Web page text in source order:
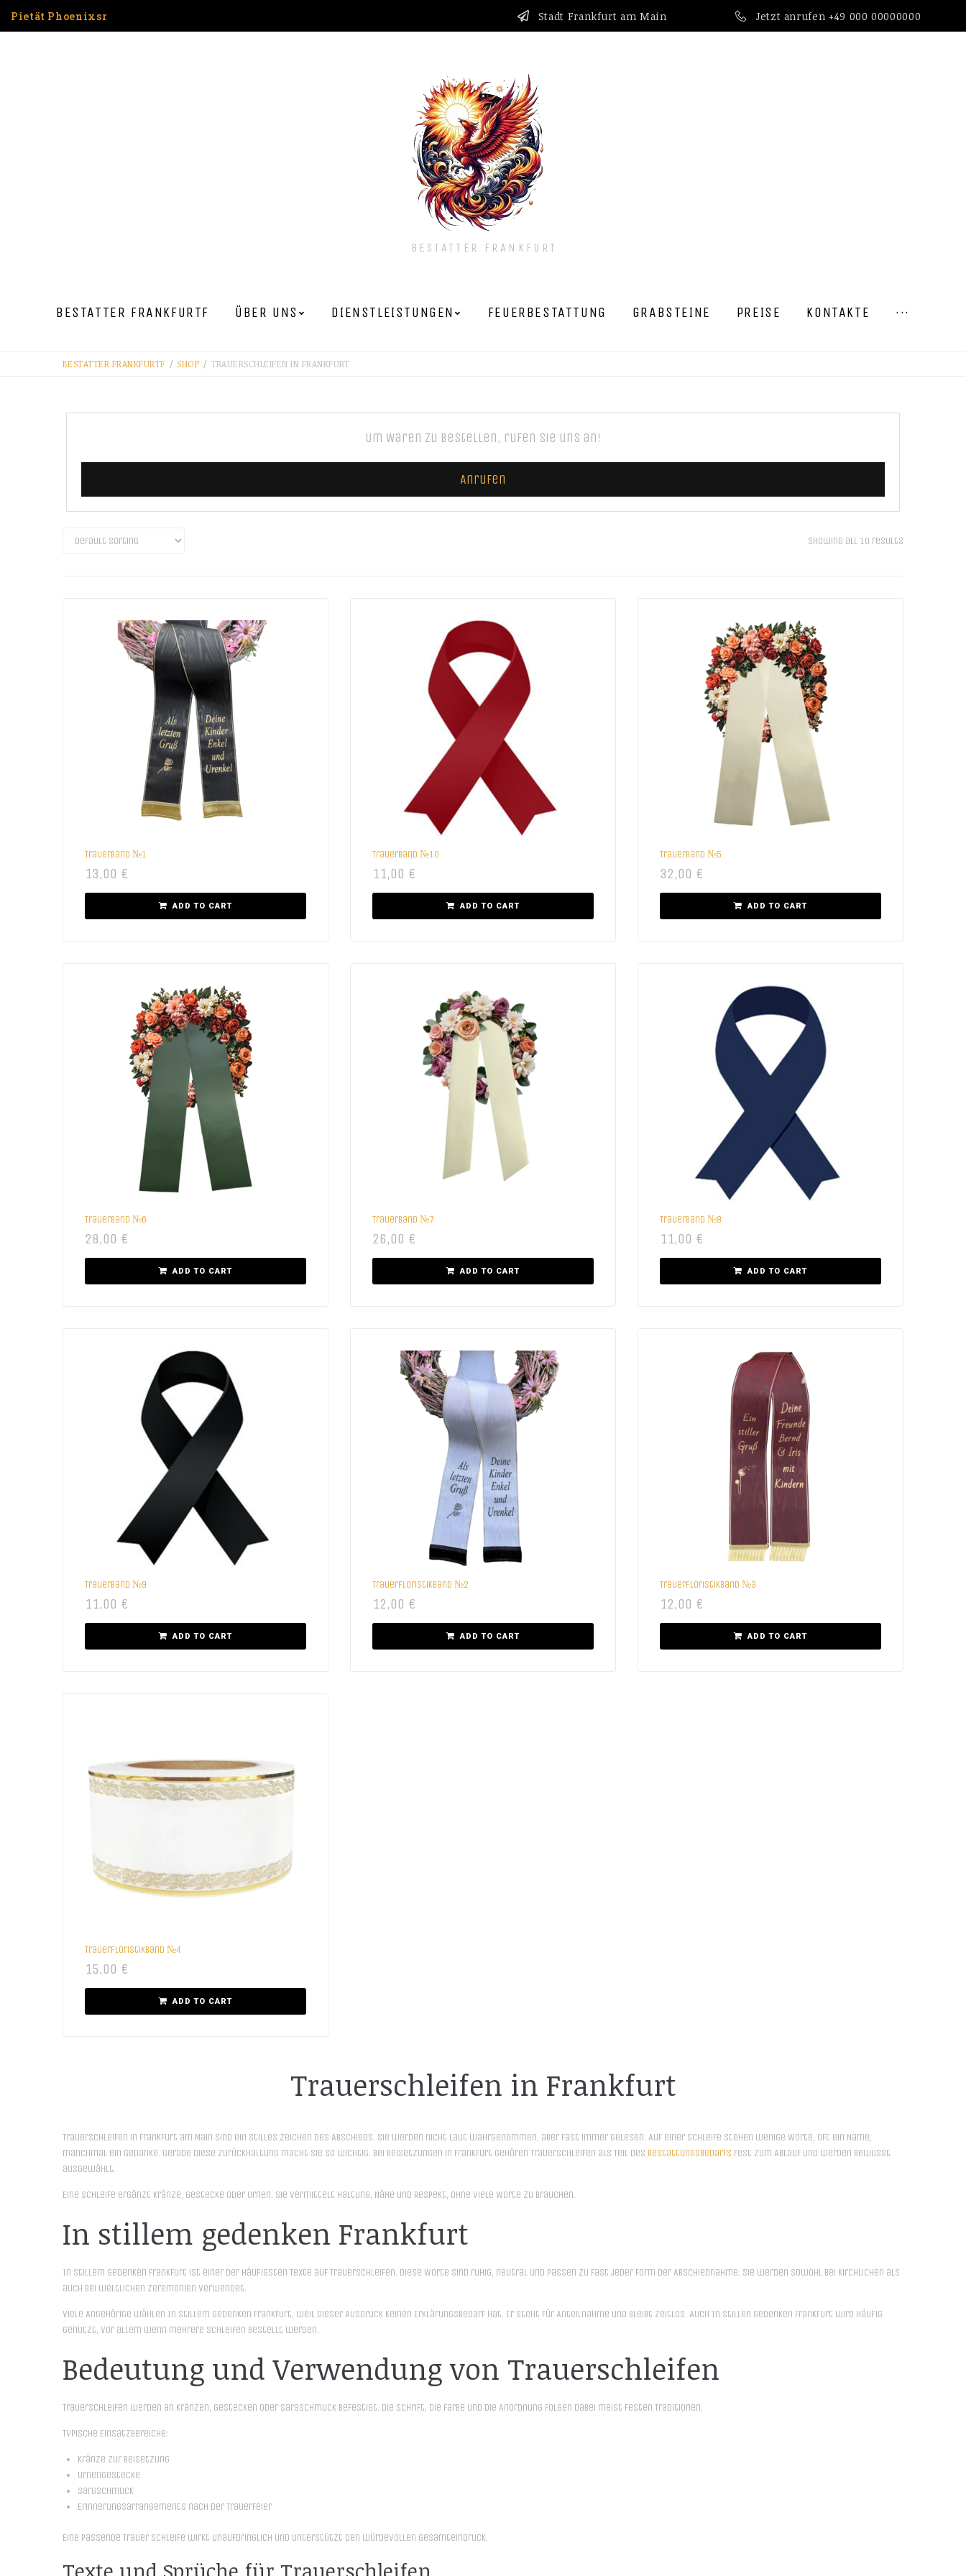
Pietät Phoenixsr Stadt Frankfurt am Main Jetzt anrufen +49 000 00000000
BESTATTER FRANKFURT
BESTATTER FRANKFURT​F ÜBER UNS DIENSTLEISTUNGEN FEUERBESTATTUNG GRABSTEINE PREISE KONTAKTE ···
BESTATTER FRANKFURT​F / SHOP / TRAUERSCHLEIFEN IN FRANKFURT
Trauerschleifen in Frankfurt
Trauerschleifen in Frankfurt am Main sind ein stilles Zeichen des Abschieds. Sie werden nicht laut wahrgenommen, aber fast immer gelesen. Auf einer Schleife stehen wenige Worte, oft ein Name,
manchmal ein Gedanke. Gerade diese Zurückhaltung macht sie so wichtig. Bei Beisetzungen in Frankfurt gehören Trauerschleifen als Teil des Bestattungsbedarfs fest zum Ablauf und werden bewusst
ausgewählt.
Eine Schleife ergänzt Kränze, Gestecke oder Urnen. Sie vermittelt Haltung, Nähe und Respekt, ohne viele Worte zu brauchen.
In stillem gedenken Frankfurt
In stillem gedenken Frankfurt ist einer der häufigsten Texte auf Trauerschleifen. Diese Worte sind ruhig, neutral und passen zu fast jeder Form der Abschiednahme. Sie werden sowohl bei kirchlichen als
auch bei weltlichen Zeremonien verwendet.
Viele Angehörige wählen In stillem gedenken Frankfurt, weil dieser Ausdruck keinen Erklärungsbedarf hat. Er steht für Anteilnahme und bleibt zeitlos. Auch In stillen gedenken Frankfurt wird häufig
genutzt, vor allem wenn mehrere Schleifen bestellt werden.
Bedeutung und Verwendung von Trauerschleifen
Trauerschleifen werden an Kränzen, Gestecken oder Sargschmuck befestigt. Die Schrift, die Farbe und die Anordnung folgen dabei meist festen Traditionen.
Typische Einsatzbereiche:
Kränze zur Beisetzung
Urnengestecke
Sargschmuck
Erinnerungsarrangements nach der Trauerfeier
Eine passende Trauer schleife wirkt unaufdringlich und unterstützt den würdevollen Gesamteindruck.
Texte und Sprüche für Trauerschleifen
Showing all 10 results
Trauerband №1
13,00 €
ADD TO CART
Trauerband №10
11,00 €
ADD TO CART
Trauerband №5
32,00 €
ADD TO CART
Trauerband №6
28,00 €
ADD TO CART
Trauerband №7
26,00 €
ADD TO CART
Trauerband №8
11,00 €
ADD TO CART
Trauerband №9
11,00 €
ADD TO CART
Trauerfloristikband №2
12,00 €
ADD TO CART
Trauerfloristikband №3
12,00 €
ADD TO CART
Trauerfloristikband №4
15,00 €
ADD TO CART
Um Waren zu bestellen, rufen Sie uns an!
Anrufen